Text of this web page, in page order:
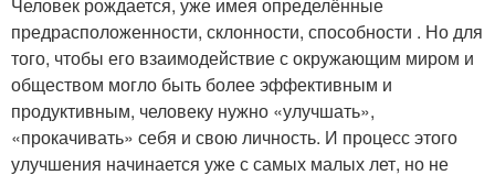
предрасположенности, склонности, способности . Но для
того, чтобы его взаимодействие с окружающим миром и
обществом могло быть более эффективным и
продуктивным, человеку нужно «улучшать»,
«прокачивать» себя и свою личность. И процесс этого
улучшения начинается уже с самых малых лет, но не